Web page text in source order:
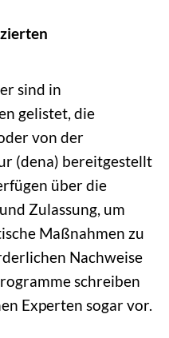
sind in
gelistet, die
von der
(dena) bereitgestellt
über die
Zulassung, um
Maßnahmen zu
Nachweise
schreiben
Experten sogar vor.